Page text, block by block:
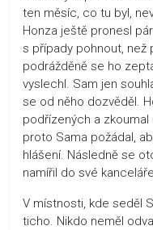
ten měsíc, co tu byl,
Honza ještě pronesl
s případy pohnout, než
podrážděně se ho
vyslechl. Sam jen
se od něho dozvěděl.
podřízených a
proto Sama požádal,
hlášení. Následně se
namířil do své
V místnosti, kde seděl
ticho. Nikdo neměl